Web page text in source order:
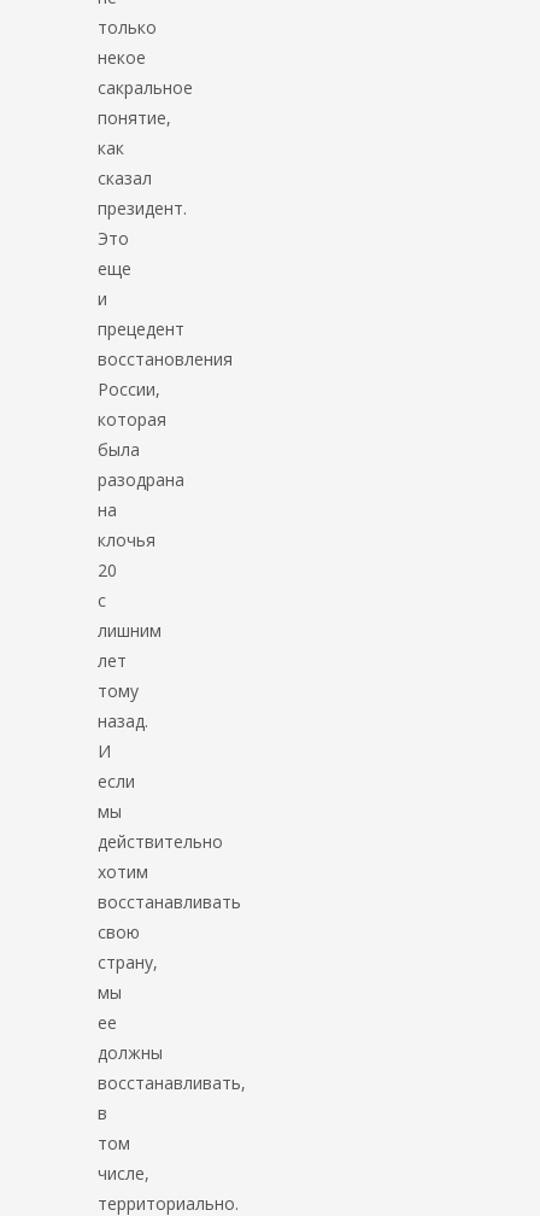
только
некое
сакральное
понятие,
как
сказал
президент.
Это
еще
и
прецедент
восстановления
России,
которая
была
разодрана
на
клочья
20
с
лишним
лет
тому
назад.
И
если
мы
действительно
хотим
восстанавливать
свою
страну,
мы
ее
должны
восстанавливать,
в
том
числе,
территориально.